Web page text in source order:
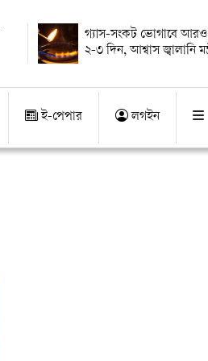
গ্যাস-সংকট ভোগাবে আরও
২-৩ দিন, আশ্বাস জ্বালানি
ই-পেপার লগইন